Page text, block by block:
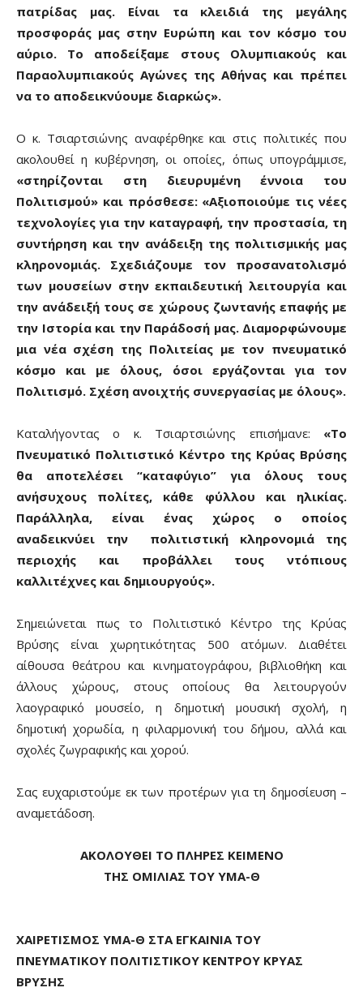
πατρίδας μας. Είναι τα κλειδιά της μεγάλης
προσφοράς μας στην Ευρώπη και τον κόσμο του
αύριο. Το αποδείξαμε στους Ολυμπιακούς και
Παραολυμπιακούς Αγώνες της Αθήνας και πρέπει
να το αποδεικνύουμε διαρκώς».
Ο κ. Τσιαρτσιώνης αναφέρθηκε και στις πολιτικές που
ακολουθεί η κυβέρνηση, οι οποίες, όπως υπογράμμισε,
«στηρίζονται στη διευρυμένη έννοια του
Πολιτισμού» και πρόσθεσε: «Αξιοποιούμε τις νέες
τεχνολογίες για την καταγραφή, την προστασία, τη
συντήρηση και την ανάδειξη της πολιτισμικής μας
κληρονομιάς. Σχεδιάζουμε τον προσανατολισμό
των μουσείων στην εκπαιδευτική λειτουργία και
την ανάδειξή τους σε χώρους ζωντανής επαφής με
την Ιστορία και την Παράδοσή μας. Διαμορφώνουμε
μια νέα σχέση της Πολιτείας με τον πνευματικό
κόσμο και με όλους, όσοι εργάζονται για τον
Πολιτισμό. Σχέση ανοιχτής συνεργασίας με όλους».
Καταλήγοντας ο κ. Τσιαρτσιώνης επισήμανε: «Το
Πνευματικό Πολιτιστικό Κέντρο της Κρύας Βρύσης
θα αποτελέσει “καταφύγιο” για όλους τους
ανήσυχους πολίτες, κάθε φύλλου και ηλικίας.
Παράλληλα, είναι ένας χώρος ο οποίος
αναδεικνύει την πολιτιστική κληρονομιά της
περιοχής και προβάλλει τους ντόπιους
καλλιτέχνες και δημιουργούς».
Σημειώνεται πως το Πολιτιστικό Κέντρο της Κρύας
Βρύσης είναι χωρητικότητας 500 ατόμων. Διαθέτει
αίθουσα θεάτρου και κινηματογράφου, βιβλιοθήκη και
άλλους χώρους, στους οποίους θα λειτουργούν
λαογραφικό μουσείο, η δημοτική μουσική σχολή, η
δημοτική χορωδία, η φιλαρμονική του δήμου, αλλά και
σχολές ζωγραφικής και χορού.
Σας ευχαριστούμε εκ των προτέρων για τη δημοσίευση –
αναμετάδοση.
ΑΚΟΛΟΥΘΕΙ ΤΟ ΠΛΗΡΕΣ ΚΕΙΜΕΝΟ
ΤΗΣ ΟΜΙΛΙΑΣ ΤΟΥ ΥΜΑ-Θ
ΧΑΙΡΕΤΙΣΜΟΣ ΥΜΑ-Θ ΣΤΑ ΕΓΚΑΙΝΙΑ ΤΟΥ
ΠΝΕΥΜΑΤΙΚΟΥ ΠΟΛΙΤΙΣΤΙΚΟΥ ΚΕΝΤΡΟΥ ΚΡΥΑΣ
ΒΡΥΣΗΣ